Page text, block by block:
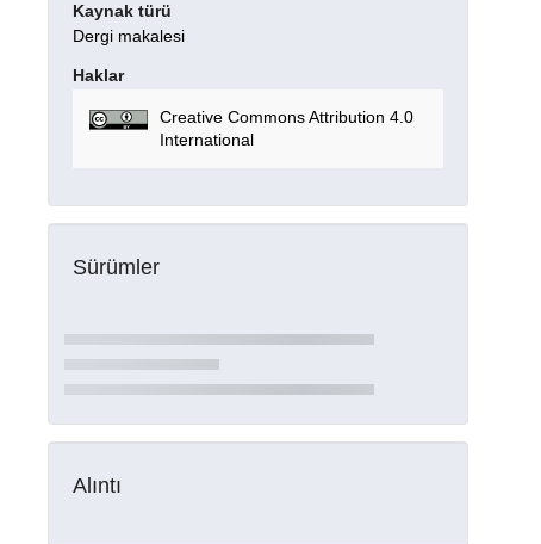
Kaynak türü
Dergi makalesi
Haklar
Creative Commons Attribution 4.0
International
Sürümler
Alıntı